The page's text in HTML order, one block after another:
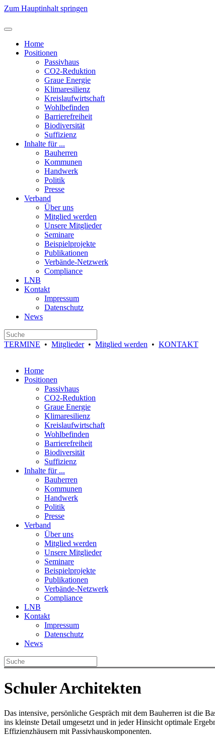
Zum Hauptinhalt springen
Home
Positionen
Passivhaus
CO2-Reduktion
Graue Energie
Klimaresilienz
Kreislaufwirtschaft
Wohlbefinden
Barrierefreiheit
Biodiversität
Suffizienz
Inhalte für ...
Bauherren
Kommunen
Handwerk
Politik
Presse
Verband
Über uns
Mitglied werden
Unsere Mitglieder
Seminare
Beispielprojekte
Publikationen
Verbände-Netzwerk
Compliance
LNB
Kontakt
Impressum
Datenschutz
News
TERMINE • Mitglieder• Mitglied werden • KONTAKT
Home
Positionen
Passivhaus
CO2-Reduktion
Graue Energie
Klimaresilienz
Kreislaufwirtschaft
Wohlbefinden
Barrierefreiheit
Biodiversität
Suffizienz
Inhalte für ...
Bauherren
Kommunen
Handwerk
Politik
Presse
Verband
Über uns
Mitglied werden
Unsere Mitglieder
Seminare
Beispielprojekte
Publikationen
Verbände-Netzwerk
Compliance
LNB
Kontakt
Impressum
Datenschutz
News
Schuler Architekten
Das intensive, persönliche Gespräch mit dem Bauherren ist die
ins kleinste Detail umgesetzt und in jeder Hinsicht optimale
Effizienzhäusern mit Passivhauskomponenten.